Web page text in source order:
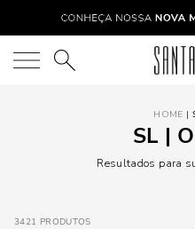
O que você está procurando?
SL |
Resultados para
3421 PRODUTOS